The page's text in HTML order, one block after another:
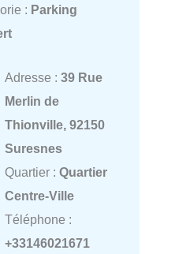
: Parking
Adresse : 39 Rue
Merlin de
Thionville, 92150
Suresnes
Quartier : Quartier
Centre-Ville
Téléphone :
+33146021671